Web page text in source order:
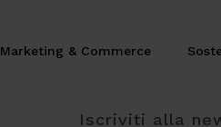
Marketing & Commerce
Iscriviti alla